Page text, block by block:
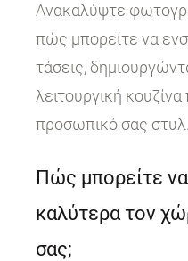
Ανακαλύψτε
πώς μπορείτε να
τάσεις,
λειτουργική
προσωπικό σας στυλ.
Πώς μπορείτε
καλύτερα τον
σας;